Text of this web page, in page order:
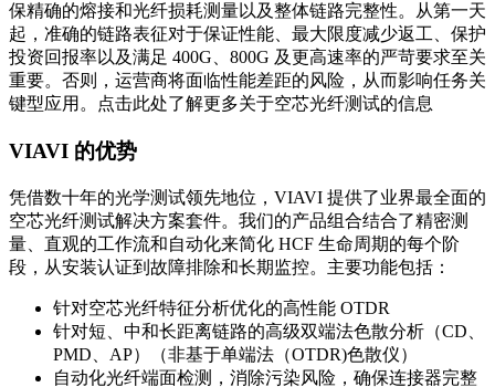
保精确的熔接和光纤损耗测量以及整体链路完整性。从第一天
起，准确的链路表征对于保证性能、最大限度减少返工、保护
投资回报率以及满足 400G、800G 及更高速率的严苛要求至关
重要。否则，运营商将面临性能差距的风险，从而影响任务关
键型应用。点击此处了解更多关于空芯光纤测试的信息
VIAVI 的优势
凭借数十年的光学测试领先地位，VIAVI 提供了业界最全面的
空芯光纤测试解决方案套件。我们的产品组合结合了精密测
量、直观的工作流和自动化来简化 HCF 生命周期的每个阶
段，从安装认证到故障排除和长期监控。主要功能包括：
针对空芯光纤特征分析优化的高性能 OTDR
针对短、中和长距离链路的高级双端法色散分析（CD、
PMD、AP）（非基于单端法（OTDR)色散仪）
自动化光纤端面检测，消除污染风险，确保连接器完整